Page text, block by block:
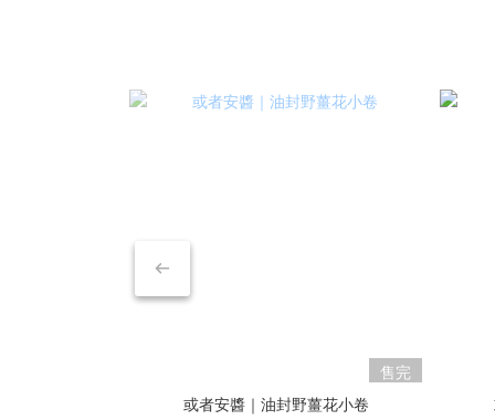
售完
或者安醬｜油封野薑花小卷